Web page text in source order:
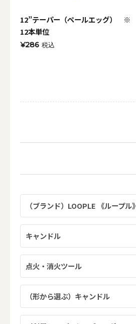
12”テーパー（ペールエッグ） ※
12本単位
¥286 税込
（ブランド）LOOPLE 《ループル》
キャンドル
点火・消火ツール
（形から選ぶ）キャンドル